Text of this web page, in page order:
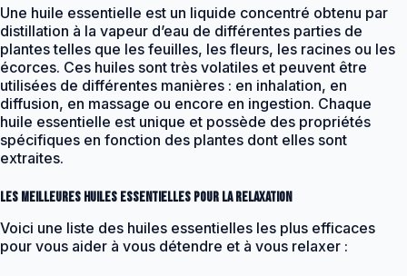
Une huile essentielle est un liquide concentré obtenu par
distillation à la vapeur d’eau de différentes parties de
plantes telles que les feuilles, les fleurs, les racines ou les
écorces. Ces huiles sont très volatiles et peuvent être
utilisées de différentes manières : en inhalation, en
diffusion, en massage ou encore en ingestion. Chaque
huile essentielle est unique et possède des propriétés
spécifiques en fonction des plantes dont elles sont
extraites.
Les meilleures huiles essentielles pour la relaxation
Voici une liste des huiles essentielles les plus efficaces
pour vous aider à vous détendre et à vous relaxer :